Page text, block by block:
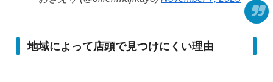
地域によって店頭で見つけにくい理由